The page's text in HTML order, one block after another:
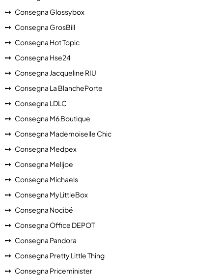
Consegna Glossybox
Consegna GrosBill
Consegna Hot Topic
Consegna Hse24
Consegna Jacqueline RIU
Consegna La BlanchePorte
Consegna LDLC
Consegna M6 Boutique
Consegna Mademoiselle Chic
Consegna Medpex
Consegna Melijoe
Consegna Michaels
Consegna MyLittleBox
Consegna Nocibé
Consegna Office DEPOT
Consegna Pandora
Consegna Pretty Little Thing
Consegna Priceminister